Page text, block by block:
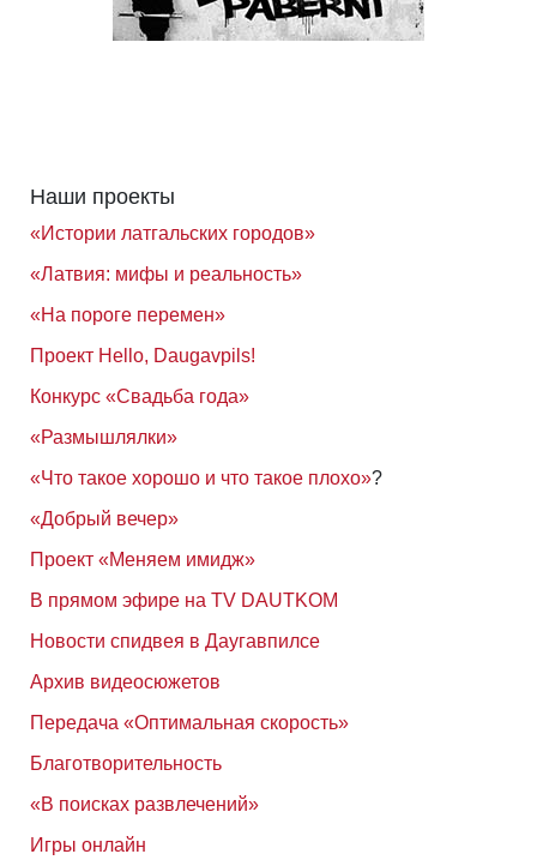
Наши проекты
«Истории латгальских городов»
«Латвия: мифы и реальность»
«На пороге перемен»
Проект Hello, Daugavpils!
Конкурс «Свадьба года»
«Размышлялки»
«Что такое хорошо и что такое плохо»?
«Добрый вечер»
Проект «Меняем имидж»
В прямом эфире на TV DAUTKOM
Новости спидвея в Даугавпилсе
Архив видеосюжетов
Передача «Оптимальная скорость»
Благотворительность
«В поисках развлечений»
Игры онлайн